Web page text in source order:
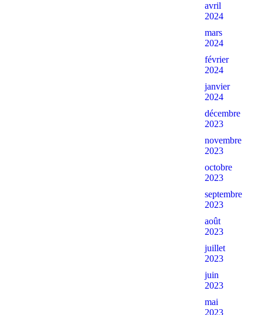
avril
2024
mars
2024
février
2024
janvier
2024
décembre
2023
novembre
2023
octobre
2023
septembre
2023
août
2023
juillet
2023
juin
2023
mai
2023